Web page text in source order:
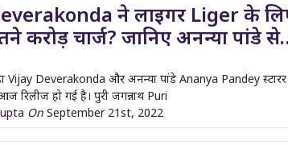
ने लाइगर Liger के
करोड़ चार्ज? जानिए अनन्या पांडे
Vijay Deverakonda और अनन्या पांडे Ananya Pandey स्टारर
रिलीज हो गई है। पुरी जगन्नाथ Puri
On September 21st, 2022